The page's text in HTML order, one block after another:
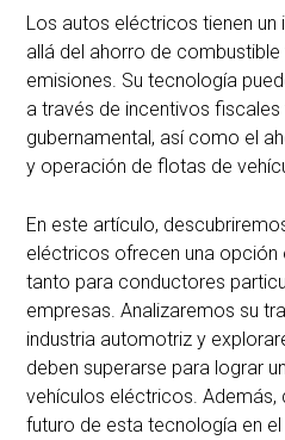
Los autos eléctricos tienen
allá del ahorro de
emisiones. Su tecnología
a través de incentivos
gubernamental, así como el
y operación de flotas de
En este artículo,
eléctricos ofrecen una
tanto para conductores
empresas. Analizaremos su
industria automotriz y
deben superarse para lograr
vehículos eléctricos.
futuro de esta tecnología en